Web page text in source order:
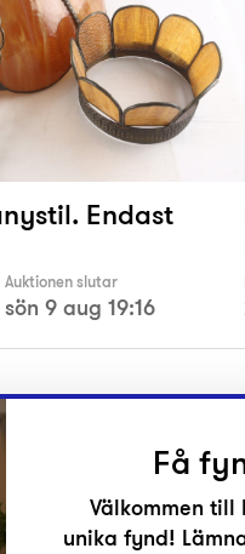
Endast
Auktionen slutar
sön 9 aug 19:16
Få
Välkommen
unika fynd!